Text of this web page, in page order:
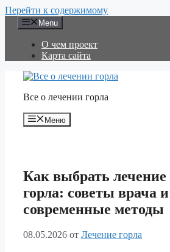
Перейти к содержимому
Menu
О чем проект
Карта сайта
Все о лечении горла
Меню
Как выбрать лечение
горла: советы врача и
современные методы
08.05.2026 от Лечение горла